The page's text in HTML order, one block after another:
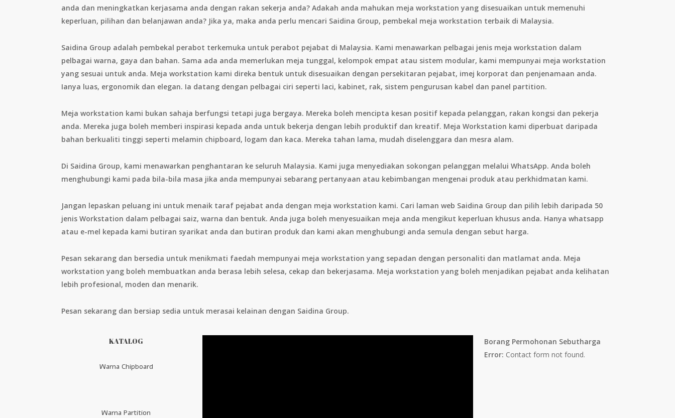
anda dan meningkatkan kerjasama anda dengan rakan sekerja anda? Adakah anda mahukan meja workstation yang disesuaikan untuk memenuhi
keperluan, pilihan dan belanjawan anda? Jika ya, maka anda perlu mencari Saidina Group, pembekal meja workstation terbaik di Malaysia.
Saidina Group adalah pembekal perabot terkemuka untuk perabot pejabat di Malaysia. Kami menawarkan pelbagai jenis meja workstation dalam
pelbagai warna, gaya dan bahan. Sama ada anda memerlukan meja tunggal, kelompok empat atau sistem modular, kami mempunyai meja workstation
yang sesuai untuk anda. Meja workstation kami direka bentuk untuk disesuaikan dengan persekitaran pejabat, imej korporat dan penjenamaan anda.
Ianya luas, ergonomik dan elegan. Ia datang dengan pelbagai ciri seperti laci, kabinet, rak, sistem pengurusan kabel dan panel partition.
Meja workstation kami bukan sahaja berfungsi tetapi juga bergaya. Mereka boleh mencipta kesan positif kepada pelanggan, rakan kongsi dan pekerja
anda. Mereka juga boleh memberi inspirasi kepada anda untuk bekerja dengan lebih produktif dan kreatif. Meja Workstation kami diperbuat daripada
bahan berkualiti tinggi seperti melamin chipboard, logam dan kaca. Mereka tahan lama, mudah diselenggara dan mesra alam.
Di Saidina Group, kami menawarkan penghantaran ke seluruh Malaysia. Kami juga menyediakan sokongan pelanggan melalui WhatsApp. Anda boleh
menghubungi kami pada bila-bila masa jika anda mempunyai sebarang pertanyaan atau kebimbangan mengenai produk atau perkhidmatan kami.
Jangan lepaskan peluang ini untuk menaik taraf pejabat anda dengan meja workstation kami. Cari laman web Saidina Group dan pilih lebih daripada 50
jenis Workstation dalam pelbagai saiz, warna dan bentuk. Anda juga boleh menyesuaikan meja anda mengikut keperluan khusus anda. Hanya whatsapp
atau e-mel kepada kami butiran syarikat anda dan butiran produk dan kami akan menghubungi anda semula dengan sebut harga.
Pesan sekarang dan bersedia untuk menikmati faedah mempunyai meja workstation yang sepadan dengan personaliti dan matlamat anda. Meja
workstation yang boleh membuatkan anda berasa lebih selesa, cekap dan bekerjasama. Meja workstation yang boleh menjadikan pejabat anda kelihatan
lebih profesional, moden dan menarik.
Pesan sekarang dan bersiap sedia untuk merasai kelainan dengan Saidina Group.
KATALOG
Warna Chipboard
Warna Partition
Borang Permohonan Sebutharga
Error: Contact form not found.